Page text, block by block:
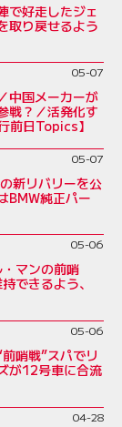
で好走したジェ
取り戻せるよう
05-07
中国メーカーが
戦？／活発化す
前日Topics】
05-07
新リバリーを公
BMW純正パー
05-06
マンの前哨
できるよう、
05-06
哨戦”スパでリ
が12号車に合流
04-28